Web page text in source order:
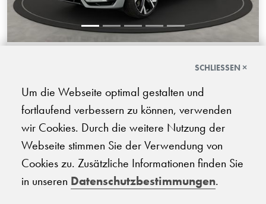
08.2026 | 100 km | 250 PS | Elektro/Benzin Plug-in-Hybrid
| Automatik-Getriebe
CHF
96'210.-
SCHLIESSEN ×
Um die Webseite optimal gestalten und
fortlaufend verbessern zu können, verwenden
wir Cookies. Durch die weitere Nutzung der
Webseite stimmen Sie der Verwendung von
Cookies zu. Zusätzliche Informationen finden Sie
in unseren Datenschutzbestimmungen.